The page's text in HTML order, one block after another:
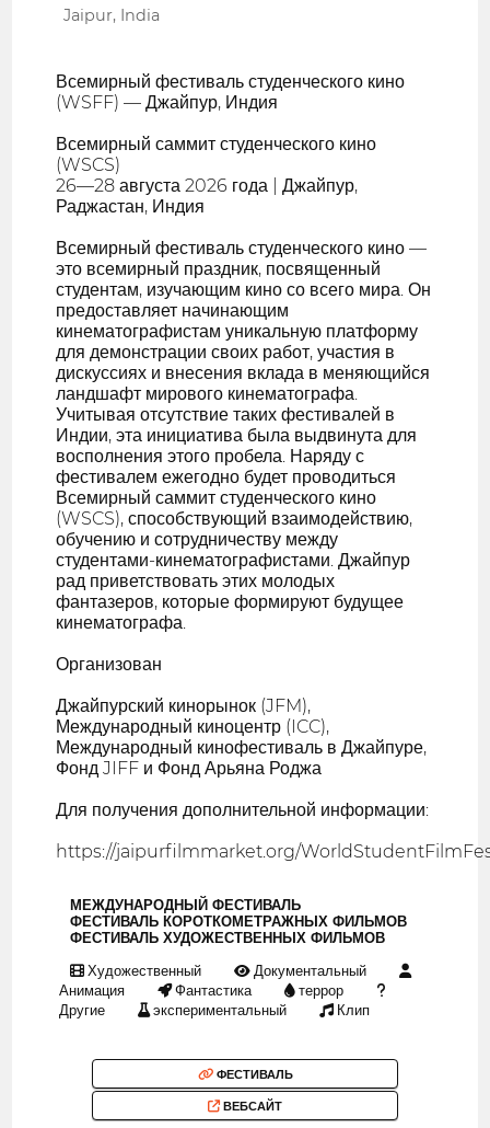
Jaipur, India
Всемирный фестиваль студенческого кино
(WSFF) — Джайпур, Индия
Всемирный саммит студенческого кино
(WSCS)
26—28 августа 2026 года | Джайпур,
Раджастан, Индия
Всемирный фестиваль студенческого кино —
это всемирный праздник, посвященный
студентам, изучающим кино со всего мира. Он
предоставляет начинающим
кинематографистам уникальную платформу
для демонстрации своих работ, участия в
дискуссиях и внесения вклада в меняющийся
ландшафт мирового кинематографа.
Учитывая отсутствие таких фестивалей в
Индии, эта инициатива была выдвинута для
восполнения этого пробела. Наряду с
фестивалем ежегодно будет проводиться
Всемирный саммит студенческого кино
(WSCS), способствующий взаимодействию,
обучению и сотрудничеству между
студентами-кинематографистами. Джайпур
рад приветствовать этих молодых
фантазеров, которые формируют будущее
кинематографа.
Организован
Джайпурский кинорынок (JFM),
Международный киноцентр (ICC),
Международный кинофестиваль в Джайпуре,
Фонд JIFF и Фонд Арьяна Роджа
Для получения дополнительной информации:
https://jaipurfilmmarket.org/
МЕЖДУНАРОДНЫЙ ФЕСТИВАЛЬ
ФЕСТИВАЛЬ КОРОТКОМЕТРАЖНЫХ ФИЛЬМОВ
ФЕСТИВАЛЬ ХУДОЖЕСТВЕННЫХ ФИЛЬМОВ
Художественный
Документальный
Анимация
Фантастика
террор
Другие
экспериментальный Клип
ФЕСТИВАЛЬ
ВЕБСАЙТ